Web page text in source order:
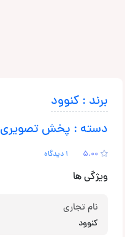
برند : کنوود
دسته : پخش تصویری
5.00 1 دیدگاه
ویژگی ها
نام تجاری
کنوود